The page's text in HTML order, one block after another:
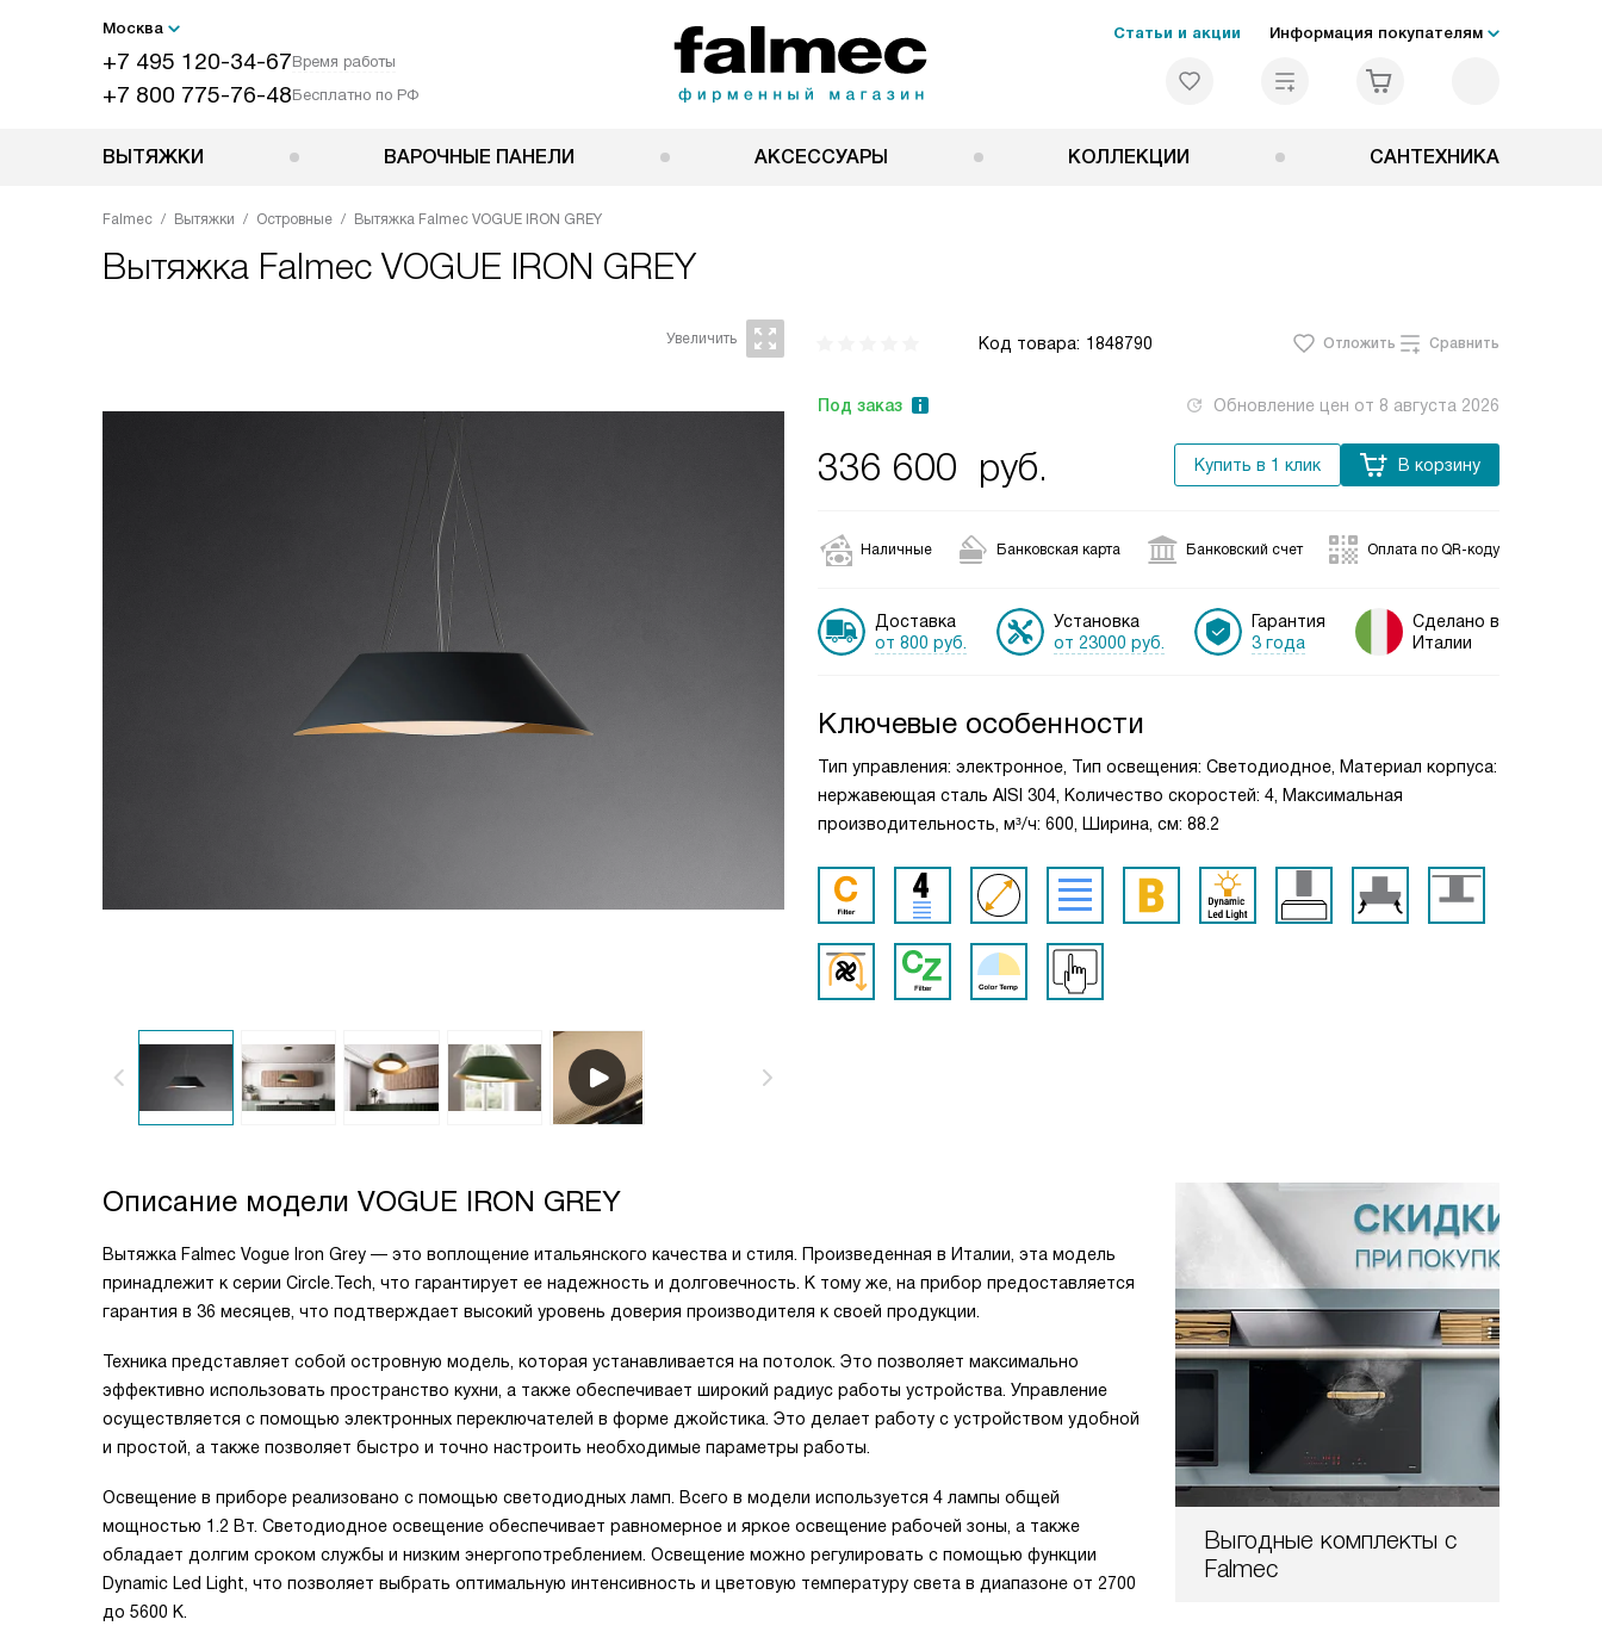
Москва
+7 495 120-34-67Время работы
+7 800 775-76-48Бесплатно по РФ
Статьи и акции Информация покупателям
ВЫТЯЖКИ ВАРОЧНЫЕ ПАНЕЛИ АКСЕССУАРЫ КОЛЛЕКЦИИ САНТЕХНИКА
Falmec Вытяжки Островные Вытяжка Falmec VOGUE IRON GREY
Вытяжка Falmec VOGUE IRON GREY
Код товара: 1848790 Отложить Сравнить
Под заказ Обновление цен от 8 августа 2026
336 600 руб. Купить в 1 клик В корзину
Наличные Банковская карта Банковский счет Оплата по QR-коду
Доставка
от 800 руб.
Установка
от 23000 руб.
Гарантия
3 года
Сделано в
Италии
Ключевые особенности
Тип управления: электронное, Тип освещения: Светодиодное, Материал корпуса:
нержавеющая сталь AISI 304, Количество скоростей: 4, Максимальная
производительность, м³/ч: 600, Ширина, см: 88.2
Выгодные комплекты с
Falmec
Описание модели VOGUE IRON GREY
Вытяжка Falmec Vogue Iron Grey — это воплощение итальянского качества и стиля. Произведенная в Италии, эта модель
принадлежит к серии Circle.Tech, что гарантирует ее надежность и долговечность. К тому же, на прибор предоставляется
гарантия в 36 месяцев, что подтверждает высокий уровень доверия производителя к своей продукции.
Техника представляет собой островную модель, которая устанавливается на потолок. Это позволяет максимально
эффективно использовать пространство кухни, а также обеспечивает широкий радиус работы устройства. Управление
осуществляется с помощью электронных переключателей в форме джойстика. Это делает работу с устройством удобной
и простой, а также позволяет быстро и точно настроить необходимые параметры работы.
Освещение в приборе реализовано с помощью светодиодных ламп. Всего в модели используется 4 лампы общей
мощностью 1.2 Вт. Светодиодное освещение обеспечивает равномерное и яркое освещение рабочей зоны, а также
обладает долгим сроком службы и низким энергопотреблением. Освещение можно регулировать с помощью функции
Dynamic Led Light, что позволяет выбрать оптимальную интенсивность и цветовую температуру света в диапазоне от 2700
до 5600 К.